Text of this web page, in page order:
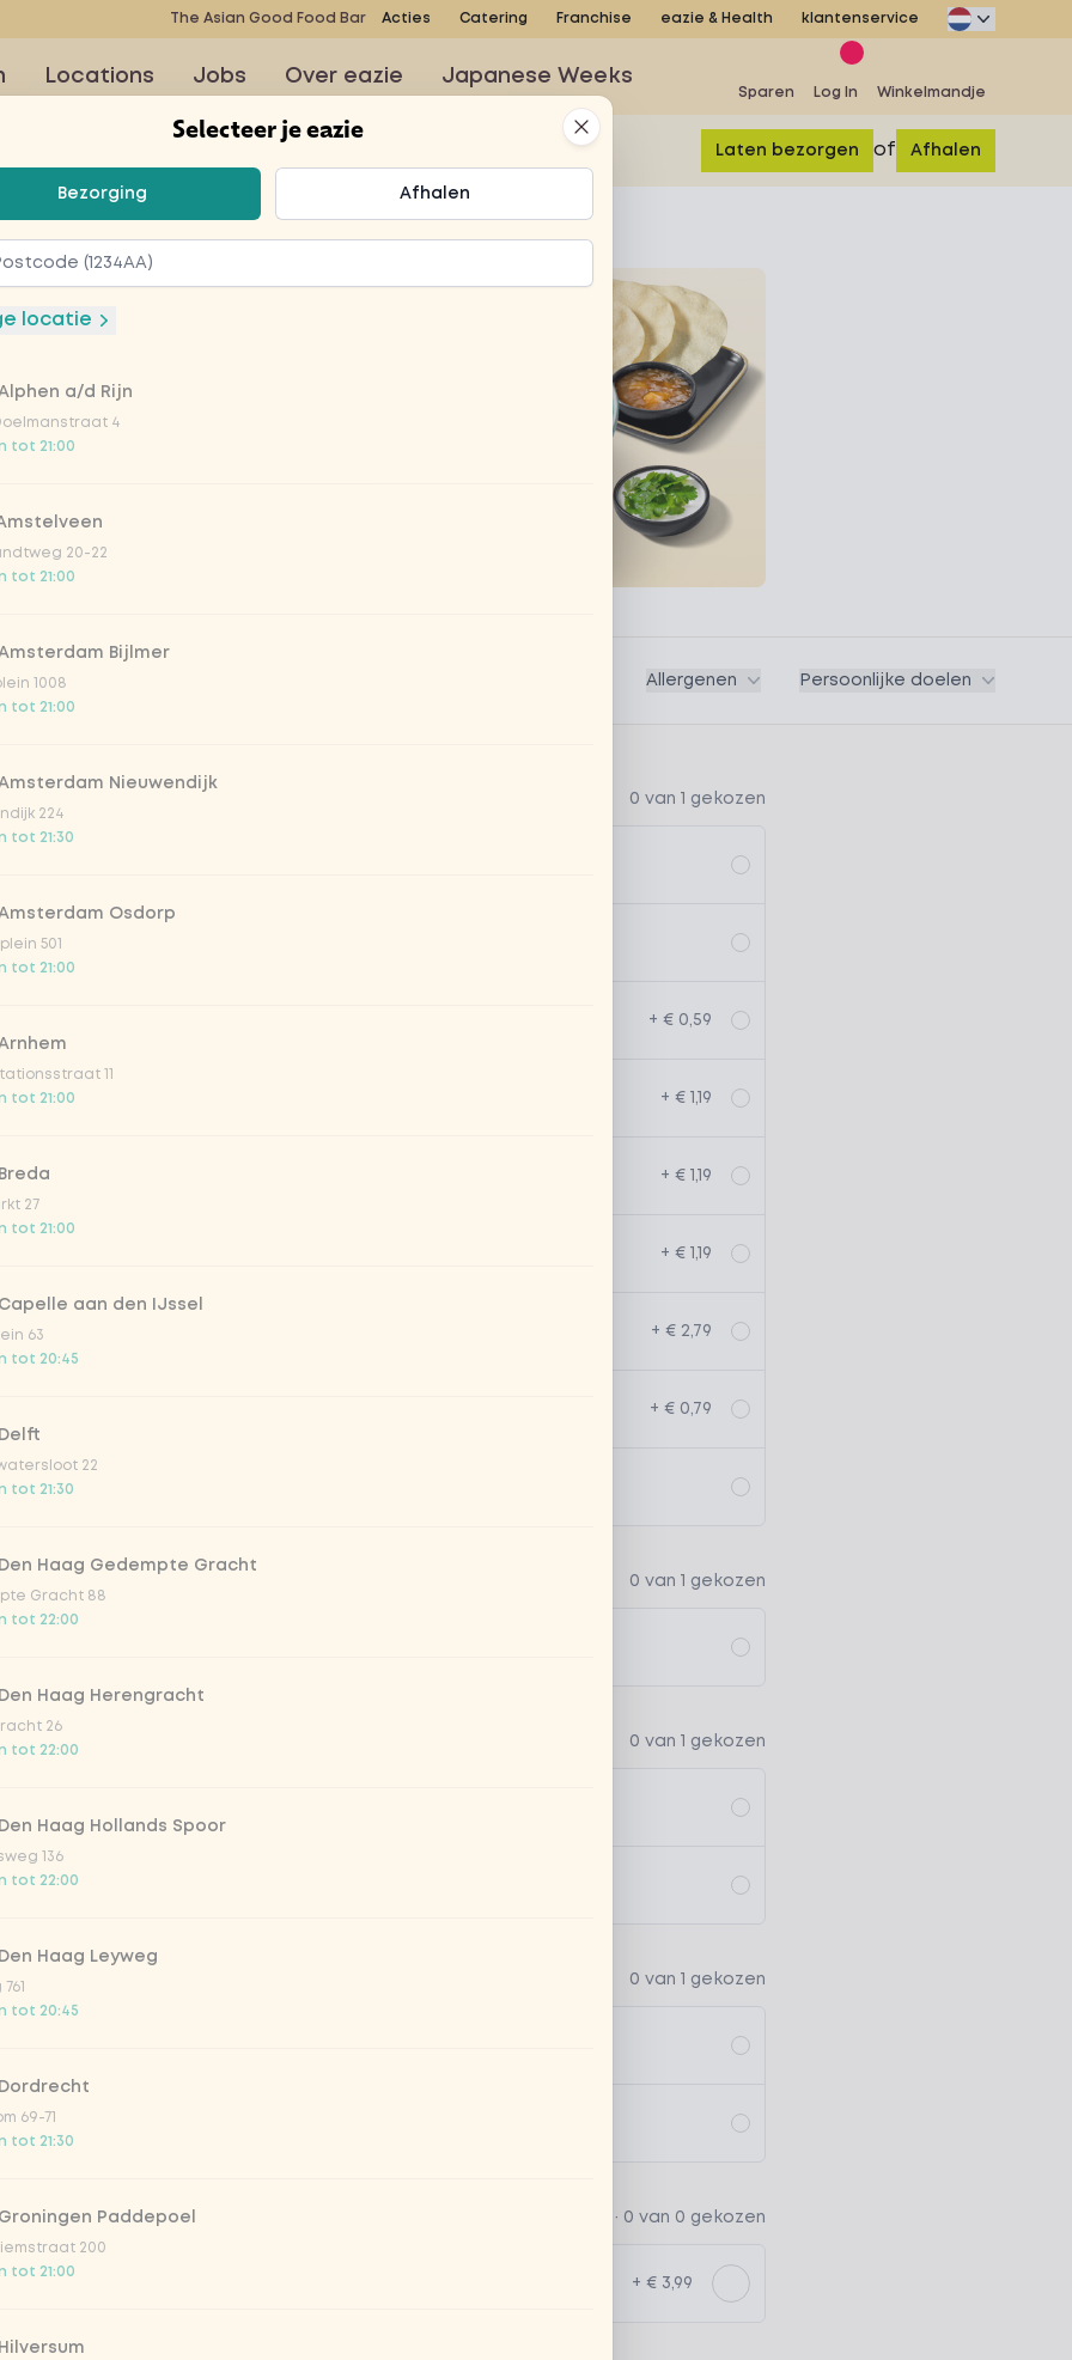
The Asian Good Food Bar Acties Catering Franchise eazie & Health klantenservice
Locations Jobs Over eazie Japanese Weeks
Sparen Log In Winkelmandje
Laten bezorgen of Afhalen
tikka
tikka masala met
rijst, sperziebonen,
ui en kikkererwten.
de maaltijd
de papadum!
Allergenen Persoonlijke doelen
0 van 1 gekozen
sticky) + € 0,59
+ € 1,19
+ € 1,19
noedels + € 1,19
+ € 2,79
+ € 0,79
(80g extra groenten)
mango chutney 0 van 1 gekozen
chutney
yoghurt-koriander? 0 van 1 gekozen
koriander
yoghurt-koriander
amandel schaafsel? 0 van 1 gekozen
schaafsel
amandel schaafsel
Optioneel · 0 van 0 gekozen
+ € 3,99
Close
Selecteer je eazie
Bezorging Afhalen
locatie
a/d Rijn
4
tot 21:00
20-22
tot 21:00
Bijlmer
1008
tot 21:00
Nieuwendijk
224
tot 21:30
Osdorp
501
tot 21:00
11
tot 21:00
27
tot 21:00
aan den IJssel
63
tot 20:45
22
tot 21:30
Haag Gedempte Gracht
Gracht 88
tot 22:00
Haag Herengracht
26
tot 22:00
Haag Hollands Spoor
136
tot 22:00
Haag Leyweg
tot 20:45
69-71
tot 21:30
Paddepoel
200
tot 21:00